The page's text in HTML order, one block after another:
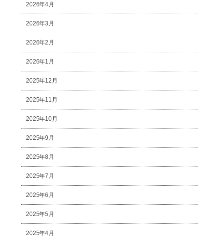
2026年4月
2026年3月
2026年2月
2026年1月
2025年12月
2025年11月
2025年10月
2025年9月
2025年8月
2025年7月
2025年6月
2025年5月
2025年4月